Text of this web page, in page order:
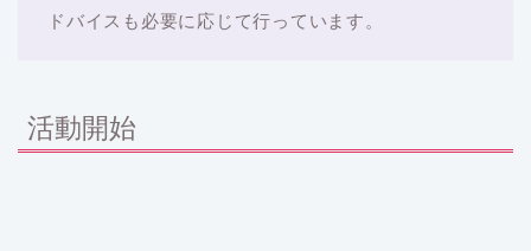
ドバイスも必要に応じて行っています。
活動開始